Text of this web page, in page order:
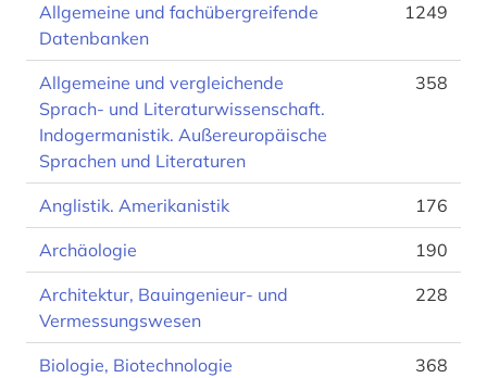
Allgemeine und fachübergreifende
Datenbanken
1249
Allgemeine und vergleichende
Sprach- und Literaturwissenschaft.
Indogermanistik. Außereuropäische
Sprachen und Literaturen
358
Anglistik. Amerikanistik 176
Archäologie 190
Architektur, Bauingenieur- und
Vermessungswesen
228
Biologie, Biotechnologie 368